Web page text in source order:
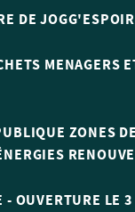
DE
MENAGERS
ZONES DE
- OUVERTURE LE